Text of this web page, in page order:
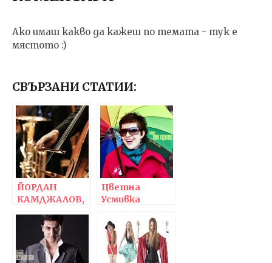
Ако имаш какво да кажеш по темата - тук е
мястото :)
СВЪРЗАНИ СТАТИИ:
ЙОРДАН
КАМДЖАЛОВ,
албум 2
Цветна
Усмивка